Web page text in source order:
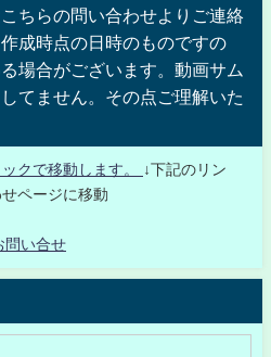
ちらの問い合わせよりご連絡
成時点の日時のものですの
場合がございます。動画サム
てません。その点ご理解いた
クで移動します。
↓下記のリン
ページに移動
問い合せ